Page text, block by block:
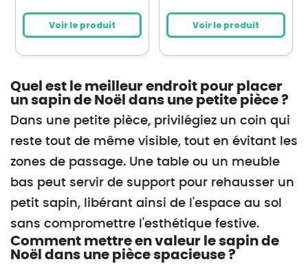
Voir le produit Voir le produit
Quel est le meilleur endroit pour placer
un sapin de Noël dans une petite pièce ?
Dans une petite pièce, privilégiez un coin qui
reste tout de même visible, tout en évitant les
zones de passage. Une table ou un meuble
bas peut servir de support pour rehausser un
petit sapin, libérant ainsi de l'espace au sol
sans compromettre l'esthétique festive.
Comment mettre en valeur le sapin de
Noël dans une pièce spacieuse ?